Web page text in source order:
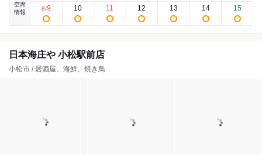
空席
情報
8/9 10 11 12 13 14 15
日本海庄や 小松駅前店
小松市 / 居酒屋、海鮮、焼き鳥